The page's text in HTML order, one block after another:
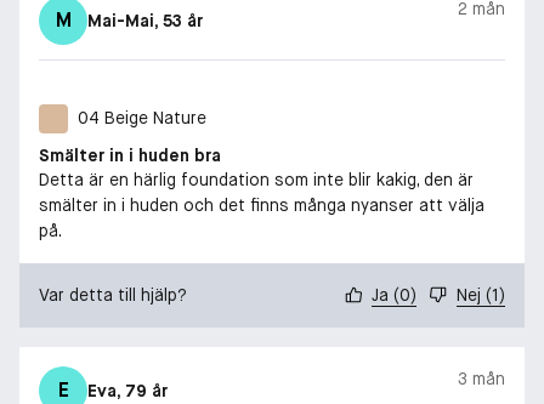
M Mai-Mai, 53 år
2 mån
04 Beige Nature
Smälter in i huden bra
Detta är en härlig foundation som inte blir kakig, den är
smälter in i huden och det finns många nyanser att välja
på.
Var detta till hjälp? Ja (0) Nej (1)
E Eva, 79 år
3 mån